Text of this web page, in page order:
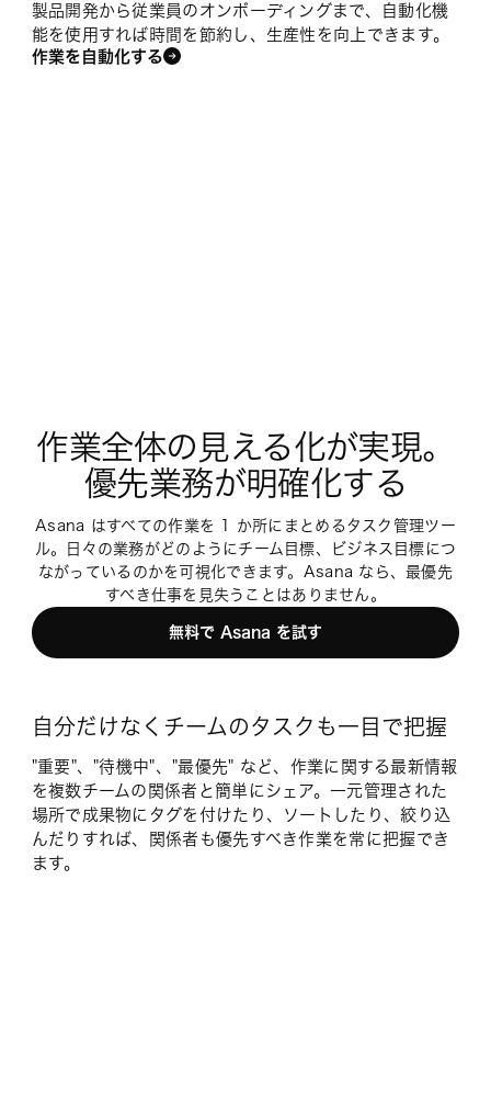
製品開発から従業員のオンボーディングまで、自動化機
能を使用すれば時間を節約し、生産性を向上できます。
作業を自動化する
作業全体の見える化が実現。
優先業務が明確化する
Asana はすべての作業を 1 か所にまとめるタスク管理ツー
ル。日々の業務がどのようにチーム目標、ビジネス目標につ
ながっているのかを可視化できます。Asana なら、最優先
すべき仕事を見失うことはありません。
無料で Asana を試す
自分だけなくチームのタスクも一目で把握
"重要"、"待機中"、"最優先" など、作業に関する最新情報
を複数チームの関係者と簡単にシェア。一元管理された
場所で成果物にタグを付けたり、ソートしたり、絞り込
んだりすれば、関係者も優先すべき作業を常に把握でき
ます。